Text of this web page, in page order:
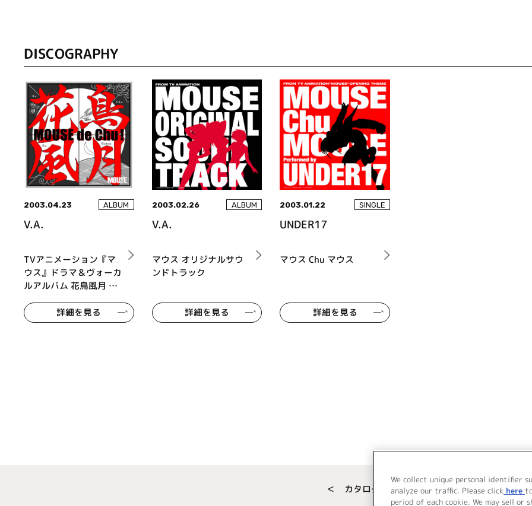
DISCOGRAPHY
2003.04.23 ALBUM
V.A.
TVアニメーション『マ
ウス』ドラマ＆ヴォーカ
ルアルバム 花鳥風月 マ
詳細を見る
2003.02.26 ALBUM
V.A.
マウス オリジナルサウ
ンドトラック
詳細を見る
2003.01.22 SINGLE
UNDER17
マウス Chu マウス
詳細を見る
＜ カタログサイト トップページへ
We collect unique personal identifier
analyze our traffic. Please click here
period of each cookie. We may sell